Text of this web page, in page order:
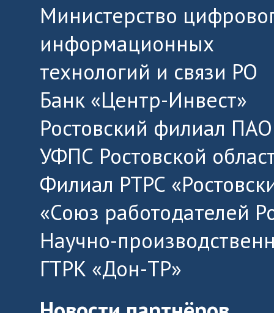
Министерство
информационных
технологий и связи РО
Банк «Центр-Инвест»
Ростовский филиал
УФПС Ростовской
Филиал РТРС
«Союз работодателей
Научно-
ГТРК «Дон-ТР»